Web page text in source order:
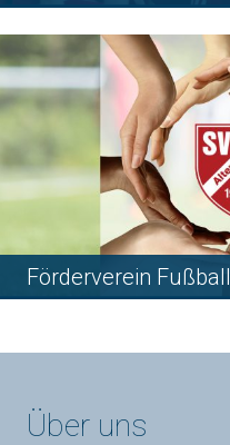
Förderverein Fußball
Über uns